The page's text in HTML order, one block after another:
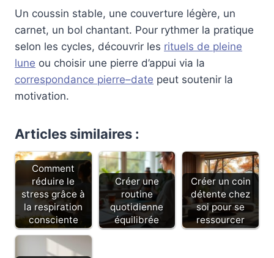
Un coussin stable, une couverture légère, un
carnet, un bol chantant. Pour rythmer la pratique
selon les cycles, découvrir les rituels de pleine
lune ou choisir une pierre d’appui via la
correspondance pierre–date peut soutenir la
motivation.
Articles similaires :
Comment
réduire le
stress grâce à
la respiration
consciente
Créer une
routine
quotidienne
équilibrée
Créer un coin
détente chez
soi pour se
ressourcer